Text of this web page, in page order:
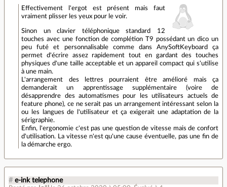
Effectivement l'ergot est présent mais faut
vraiment plisser les yeux pour le voir.
Sinon un clavier téléphonique standard 12
touches avec une fonction de complétion T9 possédant un dico un
peu futé et personnalisable comme dans AnySoftKeyboard ça
permet d'écrire assez rapidement tout en gardant des touches
physiques d'une taille acceptable et un appareil compact qui s'utilise
à une main.
L'arrangement des lettres pourraient être amélioré mais ça
demanderait un apprentissage supplémentaire (voire de
désapprendre des automatismes pour les utilisateurs actuels de
feature phone), ce ne serait pas un arrangement intéressant selon la
ou les langues de l'utilisateur et ça exigerait une adaptation de la
sérigraphie.
Enfin, l'ergonomie c'est pas une question de vitesse mais de confort
d'utilisation. La vitesse n'est qu'une cause éventuelle, pas une fin de
la démarche ergo.
# e-ink telephone